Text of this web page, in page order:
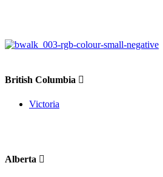
British Columbia
Victoria
Alberta